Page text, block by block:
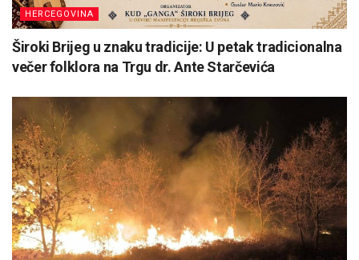
HERCEGOVINA
Široki Brijeg u znaku tradicije: U petak tradicionalna
večer folklora na Trgu dr. Ante Starčevića